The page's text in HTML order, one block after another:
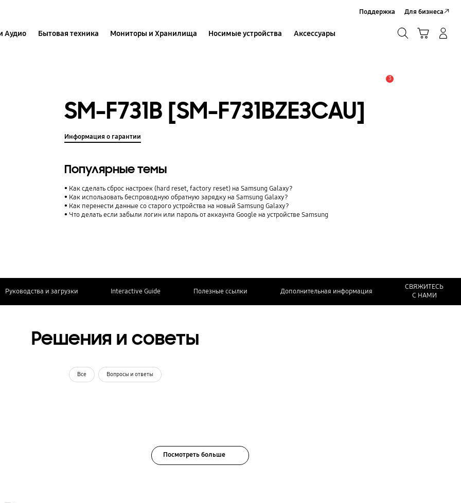
Аудио Бытовая техника Мониторы и Хранилища Носимые устройства Аксессуары
Поддержка Для бизнеса
3
SM-F731B [SM-F731BZE3CAU]
Информация о гарантии
Популярные темы
Как сделать сброс настроек (hard reset, factory reset) на Samsung Galaxy?
Как использовать беспроводную обратную зарядку на Samsung Galaxy?
Как перенести данные со старого устройства на новый Samsung Galaxy?
Что делать если забыли логин или пароль от аккаунта Google на устройстве Samsung
Руководства и загрузки Interactive Guide Полезные ссылки Дополнительная информация
СВЯЖИТЕСЬ
С НАМИ
Решения и советы
Все Вопросы и ответы
Посмотреть больше